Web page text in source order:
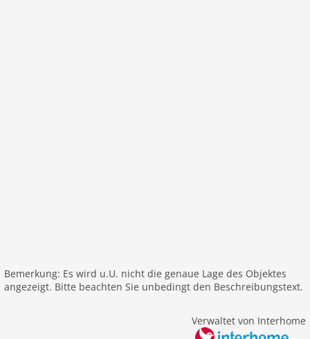
Spülmaschine
Backofen/Herd
Bemerkung: Es wird u.U. nicht die genaue Lage des Objektes
angezeigt. Bitte beachten Sie unbedingt den Beschreibungstext.
Verwaltet von Interhome